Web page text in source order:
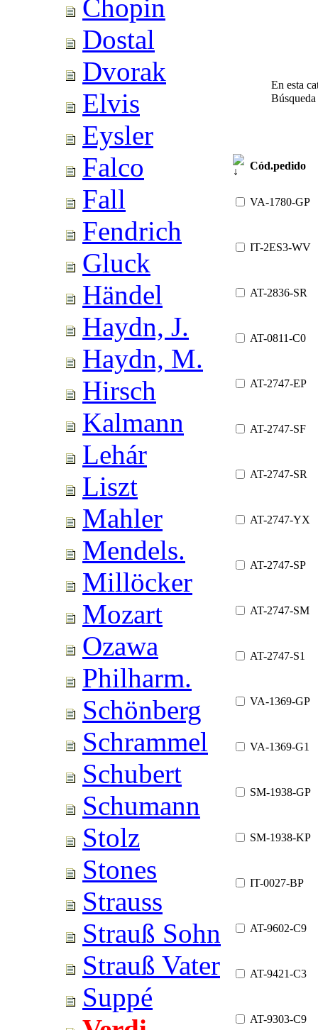
Chopin
Dostal
Dvorak
Elvis
Eysler
Falco
Fall
Fendrich
Gluck
Händel
Haydn, J.
Haydn, M.
Hirsch
Kalmann
Lehár
Liszt
Mahler
Mendels.
Millöcker
Mozart
Ozawa
Philharm.
Schönberg
Schrammel
Schubert
Schumann
Stolz
Stones
Strauss
Strauß Sohn
Strauß Vater
Suppé
En esta
Cód.pedido
VA-1780-GP
IT-2ES3-WV
AT-2836-SR
AT-0811-C0
AT-2747-EP
AT-2747-SF
AT-2747-SR
AT-2747-YX
AT-2747-SP
AT-2747-SM
AT-2747-S1
VA-1369-GP
VA-1369-G1
SM-1938-GP
SM-1938-KP
IT-0027-BP
AT-9602-C9
AT-9421-C3
AT-9303-C9